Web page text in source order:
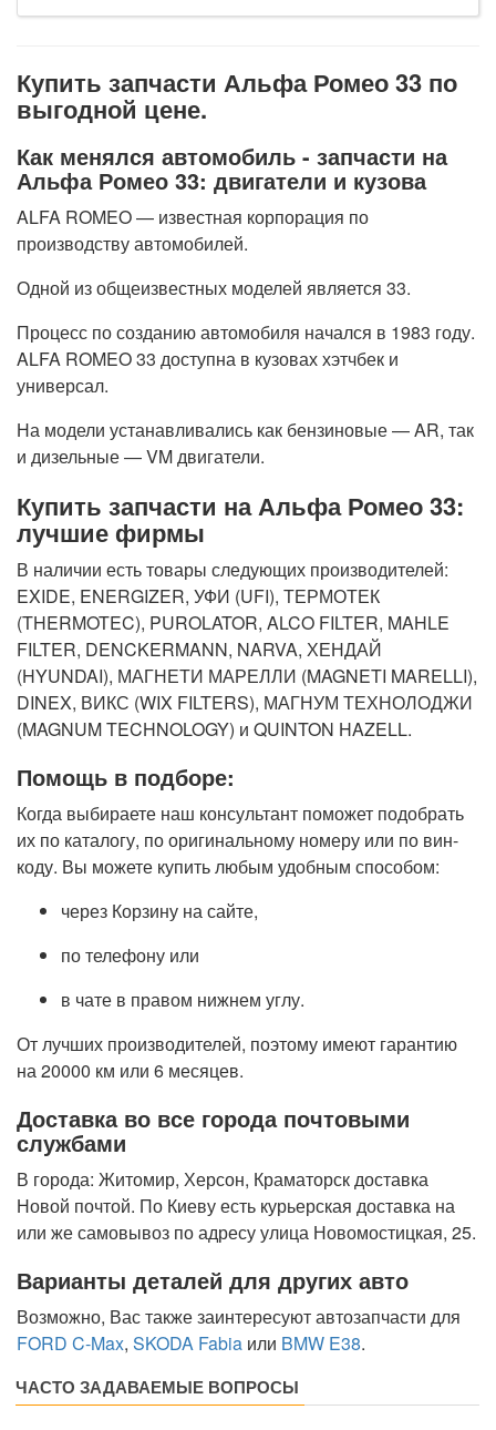
Купить запчасти Альфа Ромео 33 по
выгодной цене.
Как менялся автомобиль - запчасти на
Альфа Ромео 33: двигатели и кузова
ALFA ROMEO — известная корпорация по
производству автомобилей.
Одной из общеизвестных моделей является 33.
Процесс по созданию автомобиля начался в 1983 году.
ALFA ROMEO 33 доступна в кузовах хэтчбек и
универсал.
На модели устанавливались как бензиновые — AR, так
и дизельные — VM двигатели.
Купить запчасти на Альфа Ромео 33:
лучшие фирмы
В наличии есть товары следующих производителей:
EXIDE, ENERGIZER, УФИ (UFI), ТЕРМОТЕК
(THERMOTEC), PUROLATOR, ALCO FILTER, MAHLE
FILTER, DENCKERMANN, NARVA, ХЕНДАЙ
(HYUNDAI), МАГНЕТИ МАРЕЛЛИ (MAGNETI MARELLI),
DINEX, ВИКС (WIX FILTERS), МАГНУМ ТЕХНОЛОДЖИ
(MAGNUM TECHNOLOGY) и QUINTON HAZELL.
Помощь в подборе:
Когда выбираете наш консультант поможет подобрать
их по каталогу, по оригинальному номеру или по вин-
коду. Вы можете купить любым удобным способом:
через Корзину на сайте,
по телефону или
в чате в правом нижнем углу.
От лучших производителей, поэтому имеют гарантию
на 20000 км или 6 месяцев.
Доставка во все города почтовыми
службами
В города: Житомир, Херсон, Краматорск доставка
Новой почтой. По Киеву есть курьерская доставка на
или же самовывоз по адресу улица Новомостицкая, 25.
Варианты деталей для других авто
Возможно, Вас также заинтересуют автозапчасти для
FORD C-Max, SKODA Fabia или BMW E38.
ЧАСТО ЗАДАВАЕМЫЕ ВОПРОСЫ